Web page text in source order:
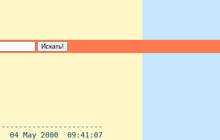
May 2000  09:41:07